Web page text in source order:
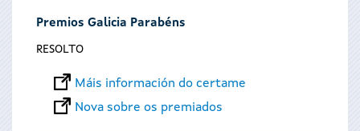
aquíPremios Galicia Parabéns
RESOLTO
Máis información do certame
Nova sobre os premiados